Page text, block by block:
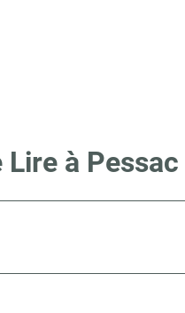
à Pessac